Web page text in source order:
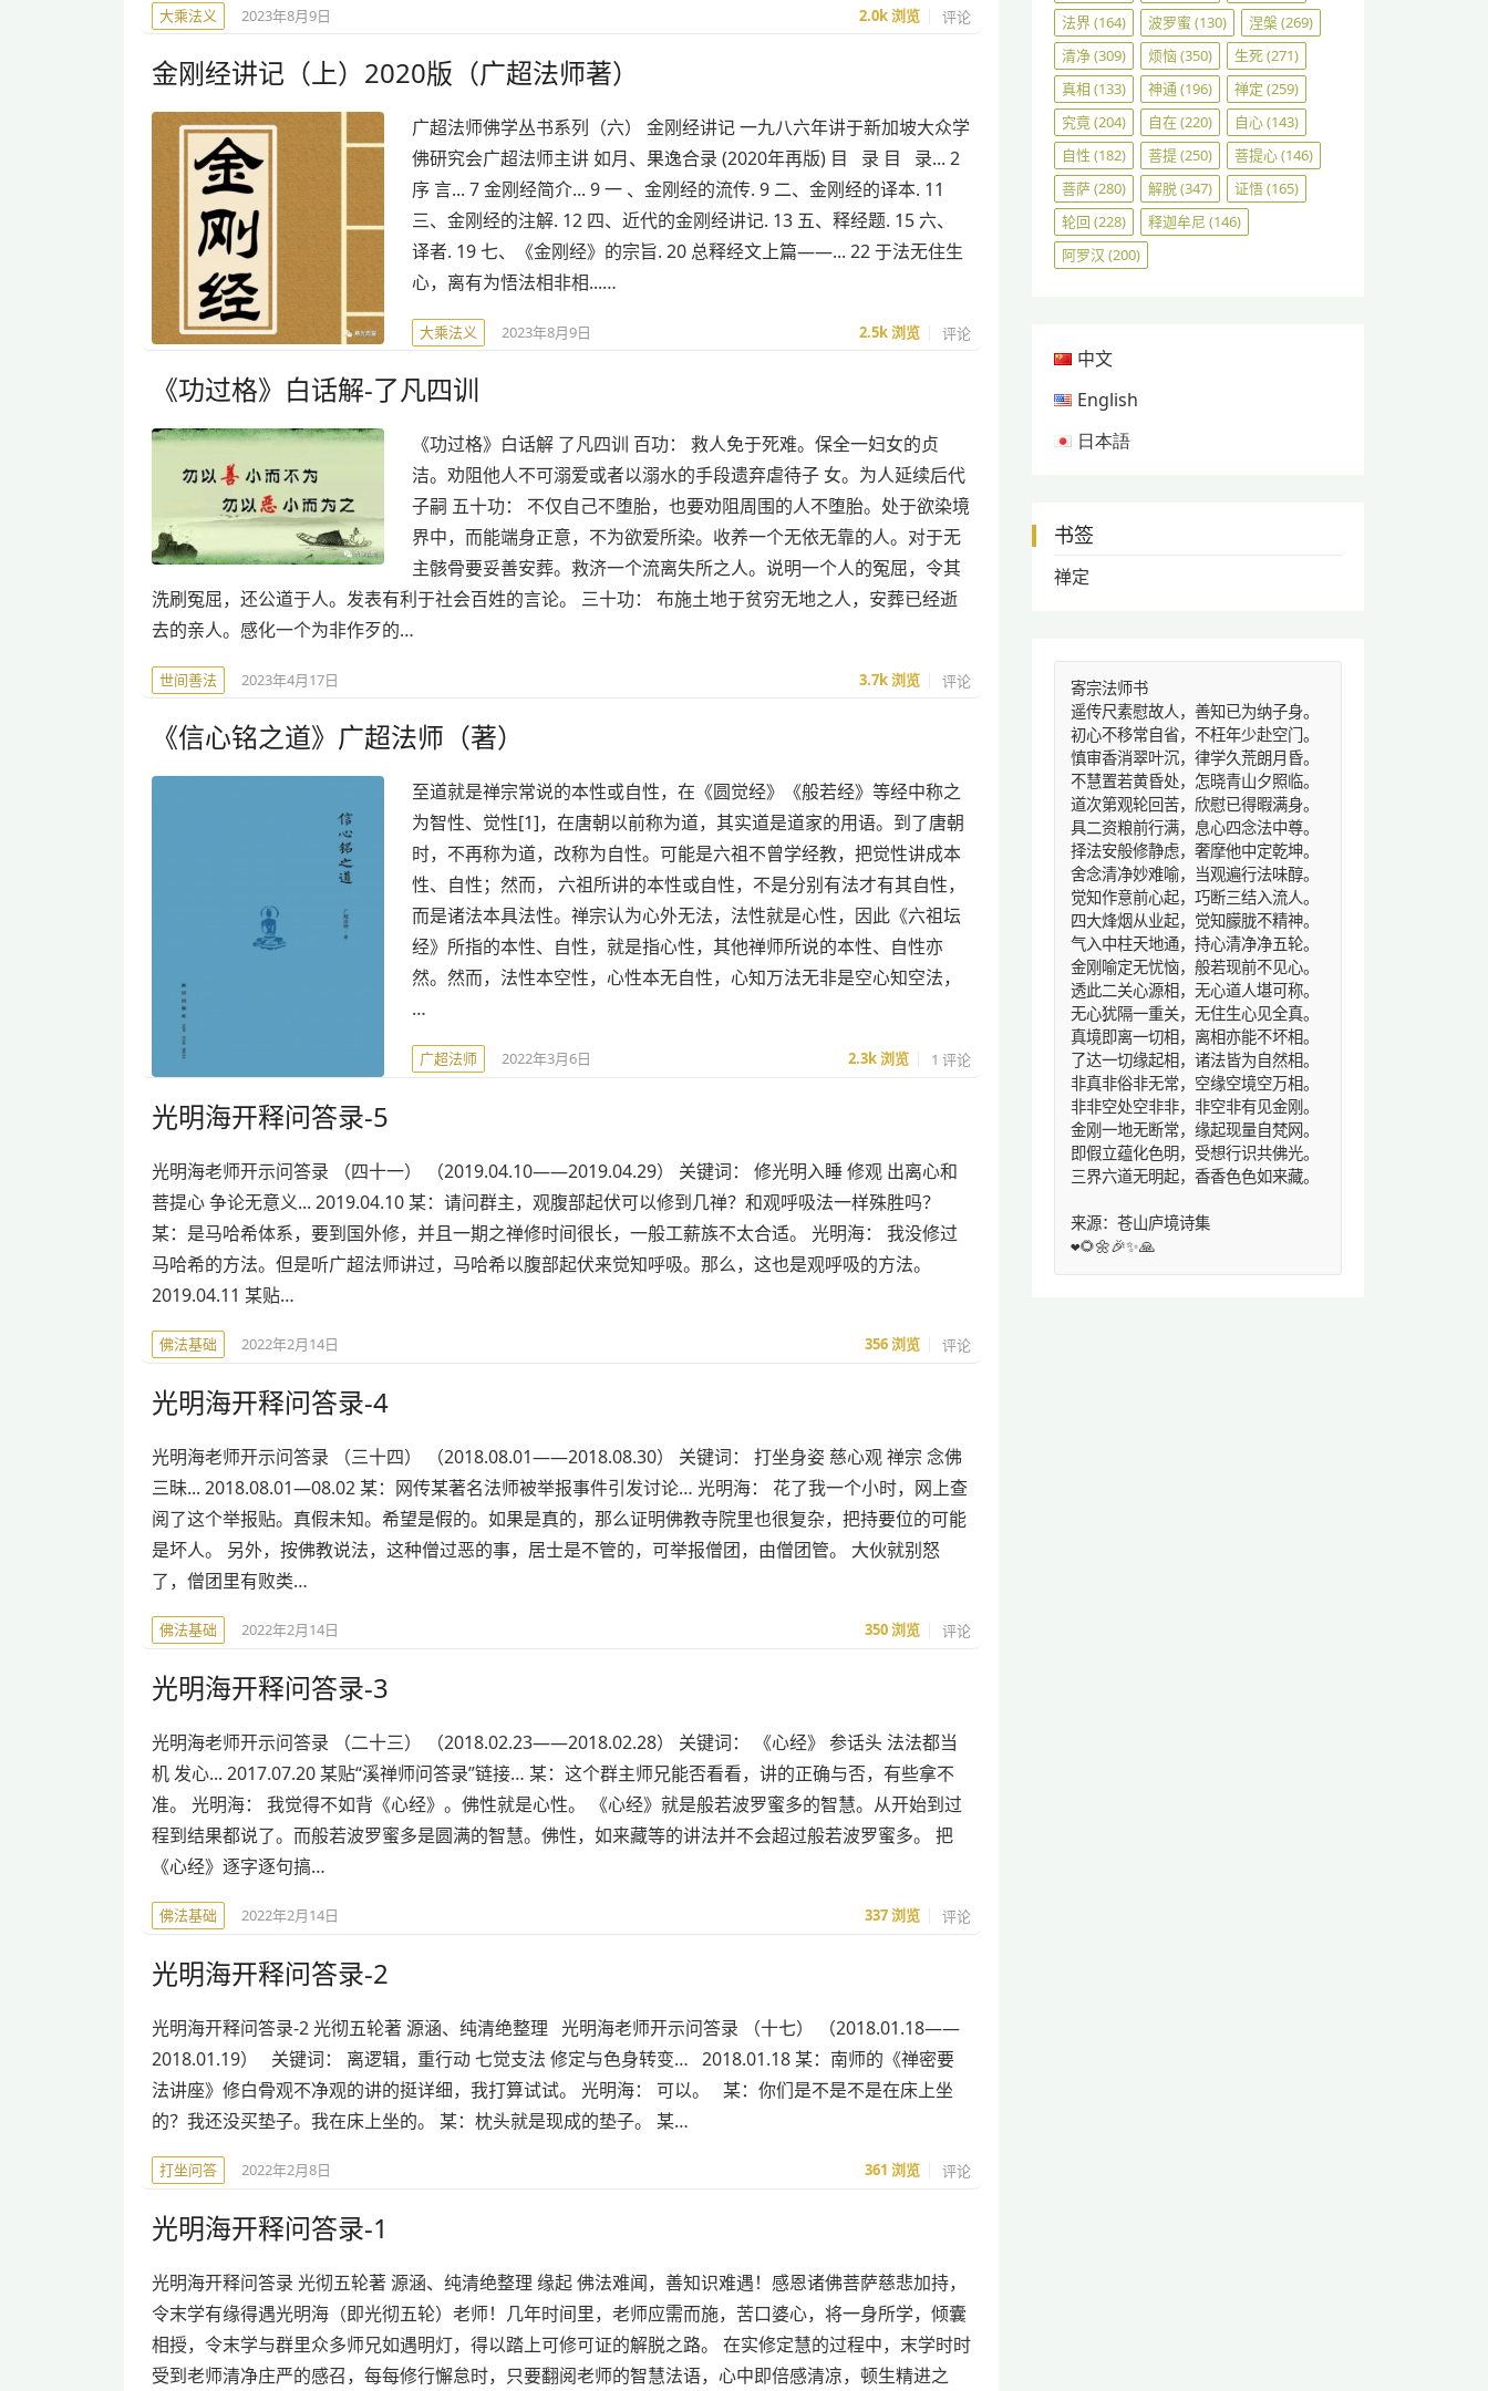
大乘法义 2023年8月9日 2.0k浏览 评论
金刚经讲记（上）2020版（广超法师著）
广超法师佛学丛书系列（六） 金刚经讲记 一九八六年讲于新加坡大众学
佛研究会广超法师主讲 如月、果逸合录 (2020年再版) 目 录 目 录... 2
序 言... 7 金刚经简介... 9 一 、金刚经的流传. 9 二、金刚经的译本. 11
三、金刚经的注解. 12 四、近代的金刚经讲记. 13 五、释经题. 15 六、
译者. 19 七、《金刚经》的宗旨. 20 总释经文上篇——... 22 于法无住生
心，离有为悟法相非相...…
大乘法义 2023年8月9日 2.5k浏览 评论
《功过格》白话解-了凡四训
《功过格》白话解 了凡四训 百功： 救人免于死难。保全一妇女的贞
洁。劝阻他人不可溺爱或者以溺水的手段遗弃虐待子 女。为人延续后代
子嗣 五十功： 不仅自己不堕胎，也要劝阻周围的人不堕胎。处于欲染境
界中，而能端身正意，不为欲爱所染。收养一个无依无靠的人。对于无
主骸骨要妥善安葬。救济一个流离失所之人。说明一个人的冤屈，令其
洗刷冤屈，还公道于人。发表有利于社会百姓的言论。 三十功： 布施土地于贫穷无地之人，安葬已经逝
去的亲人。感化一个为非作歹的…
世间善法 2023年4月17日 3.7k浏览 评论
《信心铭之道》广超法师（著）
至道就是禅宗常说的本性或自性，在《圆觉经》《般若经》等经中称之
为智性、觉性[1]，在唐朝以前称为道，其实道是道家的用语。到了唐朝
时，不再称为道，改称为自性。可能是六祖不曾学经教，把觉性讲成本
性、自性；然而， 六祖所讲的本性或自性，不是分别有法才有其自性，
而是诸法本具法性。禅宗认为心外无法，法性就是心性，因此《六祖坛
经》所指的本性、自性，就是指心性，其他禅师所说的本性、自性亦
然。然而，法性本空性，心性本无自性，心知万法无非是空心知空法，
…
广超法师 2022年3月6日 2.3k浏览 1 评论
光明海开释问答录-5
光明海老师开示问答录 （四十一） （2019.04.10——2019.04.29） 关键词： 修光明入睡 修观 出离心和
菩提心 争论无意义... 2019.04.10 某：请问群主，观腹部起伏可以修到几禅？和观呼吸法一样殊胜吗？
某：是马哈希体系，要到国外修，并且一期之禅修时间很长，一般工薪族不太合适。 光明海： 我没修过
马哈希的方法。但是听广超法师讲过，马哈希以腹部起伏来觉知呼吸。那么，这也是观呼吸的方法。
2019.04.11 某贴…
佛法基础 2022年2月14日 356浏览 评论
光明海开释问答录-4
光明海老师开示问答录 （三十四） （2018.08.01——2018.08.30） 关键词： 打坐身姿 慈心观 禅宗 念佛
三昧... 2018.08.01—08.02 某：网传某著名法师被举报事件引发讨论… 光明海： 花了我一个小时，网上查
阅了这个举报贴。真假未知。希望是假的。如果是真的，那么证明佛教寺院里也很复杂，把持要位的可能
是坏人。 另外，按佛教说法，这种僧过恶的事，居士是不管的，可举报僧团，由僧团管。 大伙就别怒
了，僧团里有败类…
佛法基础 2022年2月14日 350浏览 评论
光明海开释问答录-3
光明海老师开示问答录 （二十三） （2018.02.23——2018.02.28） 关键词： 《心经》 参话头 法法都当
机 发心... 2017.07.20 某贴“溪禅师问答录”链接… 某：这个群主师兄能否看看，讲的正确与否，有些拿不
准。 光明海： 我觉得不如背《心经》。佛性就是心性。 《心经》就是般若波罗蜜多的智慧。从开始到过
程到结果都说了。而般若波罗蜜多是圆满的智慧。佛性，如来藏等的讲法并不会超过般若波罗蜜多。 把
《心经》逐字逐句搞…
佛法基础 2022年2月14日 337浏览 评论
光明海开释问答录-2
光明海开释问答录-2 光彻五轮著 源涵、纯清绝整理 光明海老师开示问答录 （十七） （2018.01.18——
2018.01.19） 关键词： 离逻辑，重行动 七觉支法 修定与色身转变… 2018.01.18 某：南师的《禅密要
法讲座》修白骨观不净观的讲的挺详细，我打算试试。 光明海： 可以。 某：你们是不是不是在床上坐
的？我还没买垫子。我在床上坐的。 某：枕头就是现成的垫子。 某…
打坐问答 2022年2月8日 361 浏览 评论
光明海开释问答录-1
光明海开释问答录 光彻五轮著 源涵、纯清绝整理 缘起 佛法难闻，善知识难遇！感恩诸佛菩萨慈悲加持，
令末学有缘得遇光明海（即光彻五轮）老师！几年时间里，老师应需而施，苦口婆心，将一身所学，倾囊
相授，令末学与群里众多师兄如遇明灯，得以踏上可修可证的解脱之路。 在实修定慧的过程中，末学时时
受到老师清净庄严的感召，每每修行懈怠时，只要翻阅老师的智慧法语，心中即倍感清凉，顿生精进之
法界(164) 波罗蜜 (130) 涅槃(269)
清净(309) 烦恼(350) 生死(271)
真相 (133) 神通 (196) 禅定 (259)
究竟(204) 自在(220) 自心(143)
自性 (182) 菩提(250) 菩提心(146)
菩萨(280) 解脱(347) 证悟(165)
轮回 (228) 释迦牟尼 (146)
阿罗汉 (200)
中文
English
日本語
书签
禅定
寄宗法师书
遥传尺素慰故人，善知已为纳子身。
初心不移常自省，不枉年少赴空门。
慎审香消翠叶沉，律学久荒朗月昏。
不慧置若黄昏处，怎晓青山夕照临。
道次第观轮回苦，欣慰已得暇满身。
具二资粮前行满，息心四念法中尊。
择法安般修静虑，奢摩他中定乾坤。
舍念清净妙难喻，当观遍行法味醇。
觉知作意前心起，巧断三结入流人。
四大烽烟从业起，觉知朦胧不精神。
气入中柱天地通，持心清净净五轮。
金刚喻定无忧恼，般若现前不见心。
透此二关心源相，无心道人堪可称。
无心犹隔一重关，无住生心见全真。
真境即离一切相，离相亦能不坏相。
了达一切缘起相，诸法皆为自然相。
非真非俗非无常，空缘空境空万相。
非非空处空非非，非空非有见金刚。
金刚一地无断常，缘起现量自梵网。
即假立蕴化色明，受想行识共佛光。
三界六道无明起，香香色色如来藏。
来源：苍山庐境诗集
❤️🌻🌼🎉✨🙏